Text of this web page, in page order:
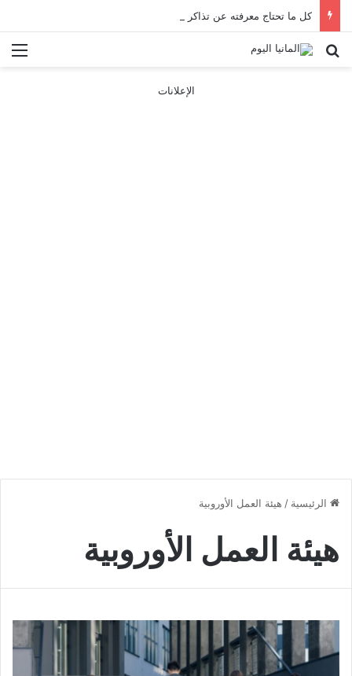
كل ما تحتاج معرفته عن تذاكر ووسائل النقل في باريس 2025
بحث عن
الإعلانات
الرئيسية / هيئة العمل الأوروبية
هيئة العمل الأوروبية